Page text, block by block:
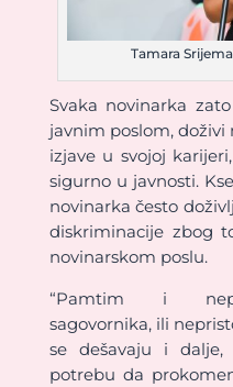
Tamara
Svaka novinarka
javnim poslom,
izjave u svojoj
sigurno u javnosti.
novinarka često
diskriminacije zbog
novinarskom poslu.
“Pamtim i
sagovornika, ili
se dešavaju i
potrebu da